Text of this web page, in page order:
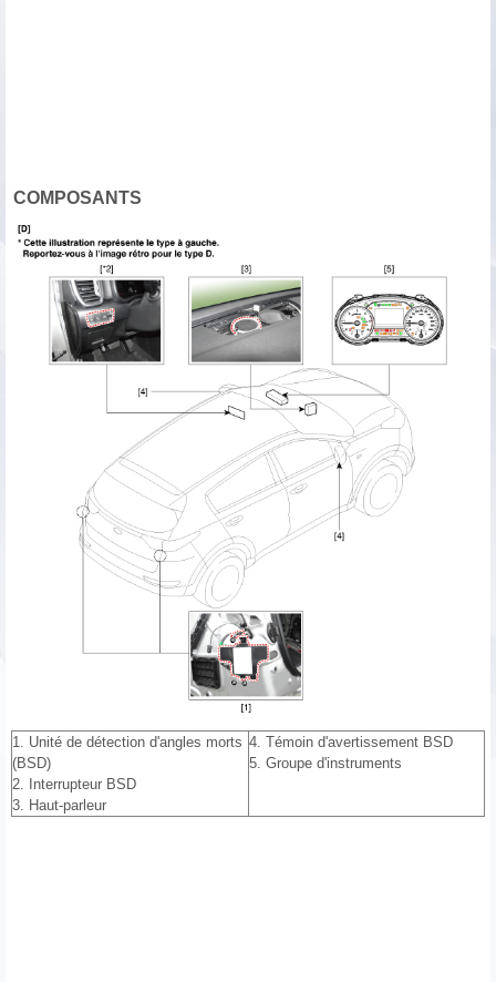
COMPOSANTS
1. Unité de détection d'angles morts
(BSD)
2. Interrupteur BSD
3. Haut-parleur
4. Témoin d'avertissement BSD
5. Groupe d'instruments